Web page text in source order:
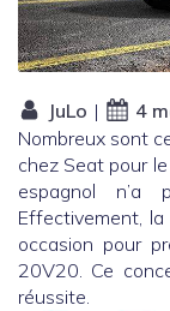
JuLo |
4
Nombreux sont
chez Seat pour
espagnol n’a
Effectivement,
occasion pour
20V20. Ce
réussite.